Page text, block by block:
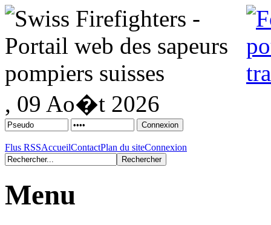
, 09 Ao�t 2026
Flus RSSAccueilContactPlan du siteConnexion
Menu